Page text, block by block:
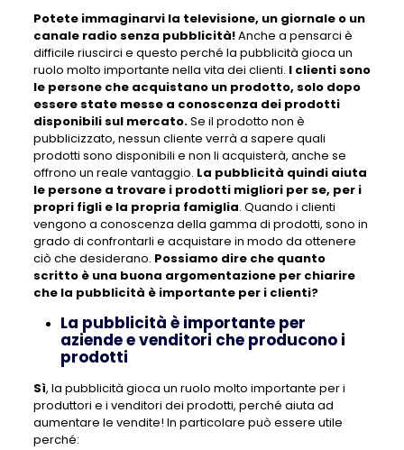
Potete immaginarvi la televisione, un giornale o un
canale radio senza pubblicità!Anche a pensarci è
difficile riuscirci e questo perché la pubblicità gioca un
ruolo molto importante nella vita dei clienti. I clienti sono
le persone che acquistano un prodotto, solo dopo
essere state messe a conoscenza dei prodotti
disponibili sul mercato.Se il prodotto non è
pubblicizzato, nessun cliente verrà a sapere quali
prodotti sono disponibili e non li acquisterà, anche se
offrono un reale vantaggio. La pubblicità quindi aiuta
le persone a trovare i prodotti migliori per se, per i
propri figli e la propria famiglia. Quando i clienti
vengono a conoscenza della gamma di prodotti, sono in
grado di confrontarli e acquistare in modo da ottenere
ciò che desiderano. Possiamo dire che quanto
scritto è una buona argomentazione per chiarire
che la pubblicità è importante per i clienti?
La pubblicità è importante per
aziende e venditori che producono i
prodotti
Sì, la pubblicità gioca un ruolo molto importante per i
produttori e i venditori dei prodotti, perché aiuta ad
aumentare le vendite! In particolare può essere utile
perché: